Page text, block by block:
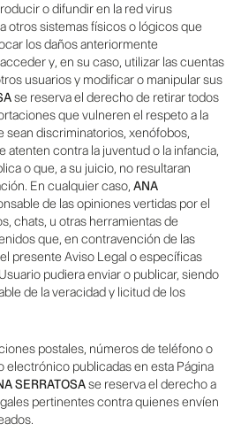
o difundir en la red virus
otros sistemas físicos o lógicos que
los daños anteriormente
y, en su caso, utilizar las cuentas
usuarios y modificar o manipular sus
se reserva el derecho de retirar todos
que vulneren el respeto a la
sean discriminatorios, xenófobos,
atenten contra la juventud o la infancia,
o que, a su juicio, no resultaran
En cualquier caso,ANA
de las opiniones vertidas por el
chats, u otras herramientas de
que, en contravención de las
presente Aviso Legal o específicas
pudiera enviar o publicar, siendo
de la veracidad y licitud de los
postales, números de teléfono o
electrónico publicadas en esta Página
SERRATOSAse reserva el derecho a
pertinentes contra quienes envíen